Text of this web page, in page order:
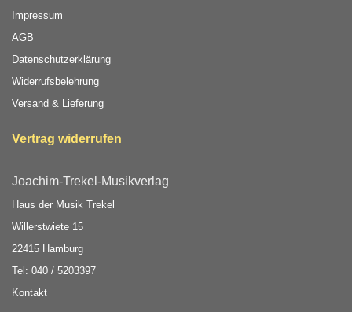
Impressum
AGB
Datenschutzerklärung
Widerrufsbelehrung
Versand & Lieferung
Vertrag widerrufen
Joachim-Trekel-Musikverlag
Haus der Musik Trekel
Willerstwiete 15
22415 Hamburg
Tel: 040 / 5203397
Kontakt